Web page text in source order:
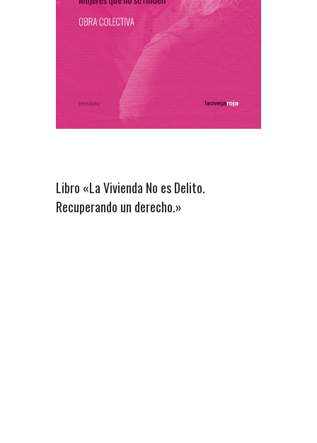
Libro «La Vivienda No es Delito.
Recuperando un derecho.»